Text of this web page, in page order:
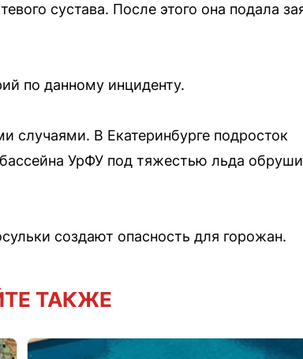
сустава. После этого она подала
по данному инциденту.
случаями. В Екатеринбурге подросток
УрФУ под тяжестью льда
создают опасность для горожан.
ТАКЖЕ